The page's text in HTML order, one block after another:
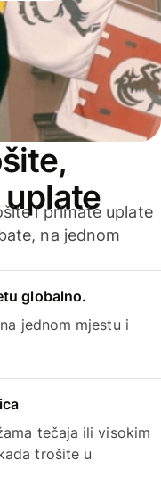
i primate uplate
na jednom
globalno.
jednom mjestu i
tečaja ili visokim
trošite u